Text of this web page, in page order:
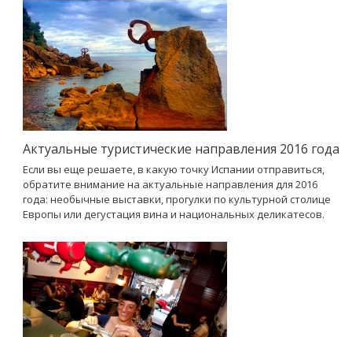
Актуальные туристические направления 2016 года
Если вы еще решаете, в какую точку Испании отправиться,
обратите внимание на актуальные направления для 2016
года: необычные выставки, прогулки по культурной столице
Европы или дегустация вина и национальных деликатесов.